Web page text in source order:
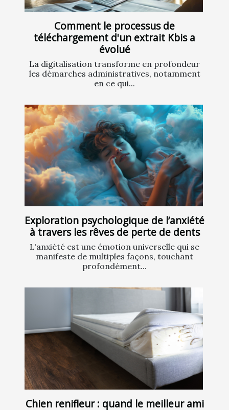
Comment le processus de
téléchargement d'un extrait Kbis a
évolué
La digitalisation transforme en profondeur
les démarches administratives, notamment
en ce qui...
Exploration psychologique de l’anxiété
à travers les rêves de perte de dents
L'anxiété est une émotion universelle qui se
manifeste de multiples façons, touchant
profondément...
Chien renifleur : quand le meilleur ami